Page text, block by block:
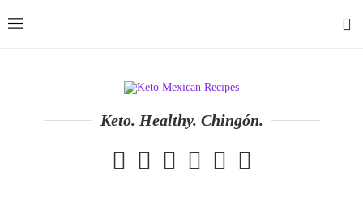
Keto. Healthy. Chingón.